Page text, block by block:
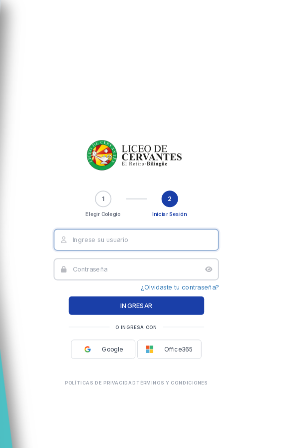
1
Elegir Colegio
2
Iniciar Sesión
¿Olvidaste tu contraseña?
O INGRESA CON
Google Office365
POLÍTICAS DE PRIVACIDAD TÉRMINOS Y CONDICIONES